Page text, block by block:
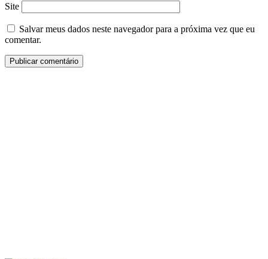
Site
Salvar meus dados neste navegador para a próxima vez que eu
comentar.